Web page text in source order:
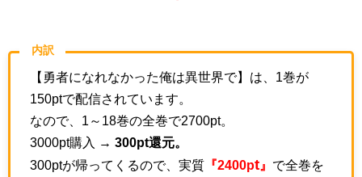
内訳
【勇者になれなかった俺は異世界で】は、1巻が
150ptで配信されています。
なので、1～18巻の全巻で2700pt。
3000pt購入 → 300pt還元。
300ptが帰ってくるので、実質 『2400pt 』 で全巻を